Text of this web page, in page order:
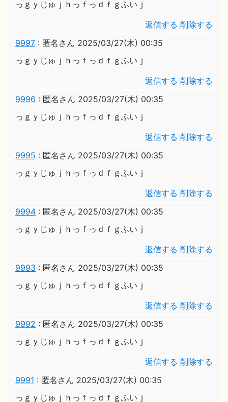
っｇｙじゅｊｈっｆっｄｆｇふいｊ
返信する 削除する
9997 : 匿名さん 2025/03/27(木) 00:35
っｇｙじゅｊｈっｆっｄｆｇふいｊ
返信する 削除する
9996 : 匿名さん 2025/03/27(木) 00:35
っｇｙじゅｊｈっｆっｄｆｇふいｊ
返信する 削除する
9995 : 匿名さん 2025/03/27(木) 00:35
っｇｙじゅｊｈっｆっｄｆｇふいｊ
返信する 削除する
9994 : 匿名さん 2025/03/27(木) 00:35
っｇｙじゅｊｈっｆっｄｆｇふいｊ
返信する 削除する
9993 : 匿名さん 2025/03/27(木) 00:35
っｇｙじゅｊｈっｆっｄｆｇふいｊ
返信する 削除する
9992 : 匿名さん 2025/03/27(木) 00:35
っｇｙじゅｊｈっｆっｄｆｇふいｊ
返信する 削除する
9991 : 匿名さん 2025/03/27(木) 00:35
っｇｙじゅｊｈっｆっｄｆｇふいｊ